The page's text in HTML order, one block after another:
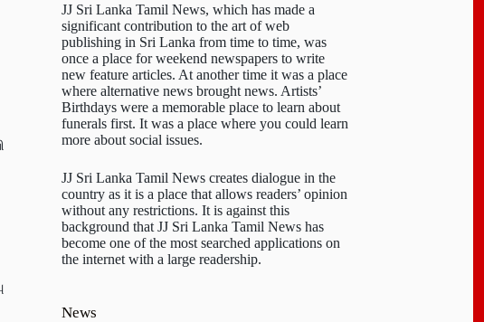
JJ Sri Lanka Tamil News, which has made a
significant contribution to the art of web
publishing in Sri Lanka from time to time, was
once a place for weekend newspapers to write
new feature articles. At another time it was a place
where alternative news brought news. Artists’
Birthdays were a memorable place to learn about
funerals first. It was a place where you could learn
more about social issues.
JJ Sri Lanka Tamil News creates dialogue in the
country as it is a place that allows readers’ opinion
without any restrictions. It is against this
background that JJ Sri Lanka Tamil News has
become one of the most searched applications on
the internet with a large readership.
News